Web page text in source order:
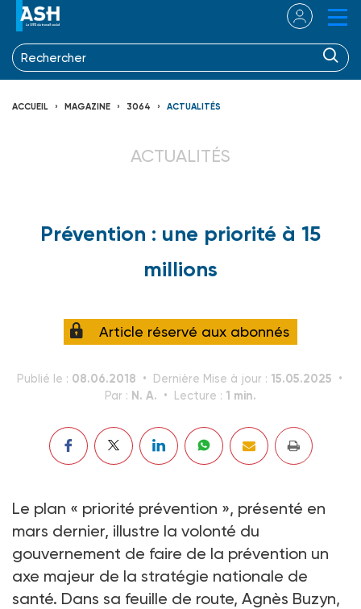
ACCUEIL MAGAZINE 3064 ACTUALITÉS
ACTUALITÉS
Prévention : une priorité à 15
millions
Article réservé aux abonnés
Publié le : 08.06.2018 Dernière Mise à jour : 15.05.2025
Par : N. A. Lecture : 1 min.
Le plan « priorité prévention », présenté en
mars dernier, illustre la volonté du
gouvernement de faire de la prévention un
axe majeur de la stratégie nationale de
santé. Dans sa feuille de route, Agnès Buzyn,